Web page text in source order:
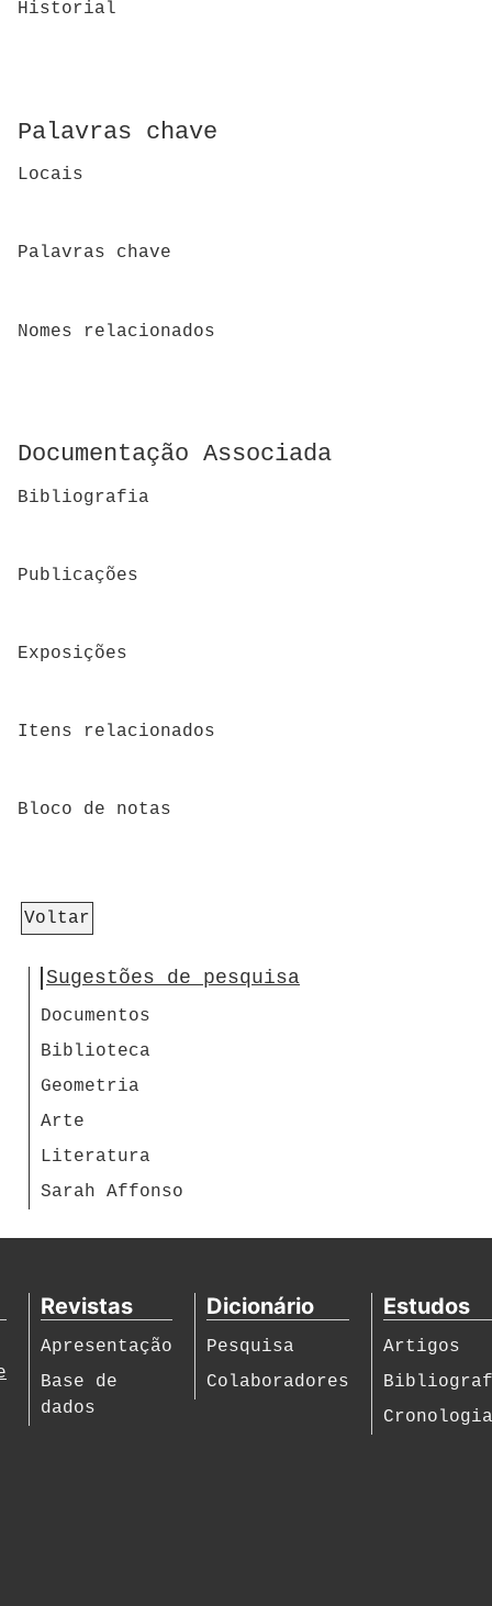
Historial
Palavras chave
Locais
Palavras chave
Nomes relacionados
Documentação Associada
Bibliografia
Publicações
Exposições
Itens relacionados
Bloco de notas
Voltar
Sugestões de pesquisa
Documentos
Biblioteca
Geometria
Arte
Literatura
Sarah Affonso
Revistas
Apresentação
Base de
dados
Dicionário
Pesquisa
Colaboradores
Estudos
Artigos